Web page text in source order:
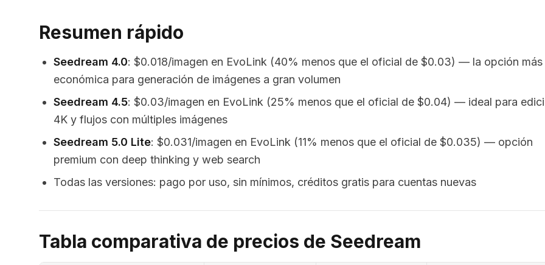
Resumen rápido
Seedream 4.0: $0.018/imagen en EvoLink (40% menos que el oficial de $0.03) — la opción más
económica para generación de imágenes a gran volumen
Seedream 4.5: $0.03/imagen en EvoLink (25% menos que el oficial de $0.04) — ideal para
4K y flujos con múltiples imágenes
Seedream 5.0 Lite: $0.031/imagen en EvoLink (11% menos que el oficial de $0.035) — opción
premium con deep thinking y web search
Todas las versiones: pago por uso, sin mínimos, créditos gratis para cuentas nuevas
Tabla comparativa de precios de Seedream